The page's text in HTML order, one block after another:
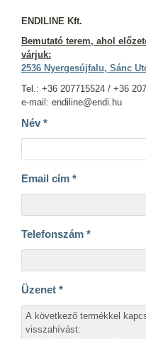
ENDILINE Kft.
Bemutató terem, ahol
várjuk:
2536 Nyergesújfalu, Sánc
Tel.: +36 207715524 / +36
e-mail: endiline@endi.hu
Név *
Email cím *
Telefonszám *
Üzenet *